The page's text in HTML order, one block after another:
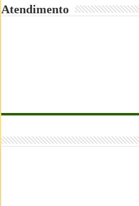
Atendimento